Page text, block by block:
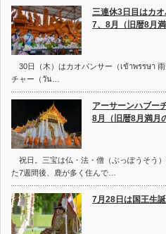
三連休3日目はカオ
7、8月（旧暦8月満
30日（木）はカオパンサー（เข้าพรรษา
チャー（วัน…
アーサーンハブー
8月（旧暦8月満月
祝日。三宝は仏・法・僧（ぶっぽうそう
た7週間後、鹿が多く住んで…
7月28日は国王生